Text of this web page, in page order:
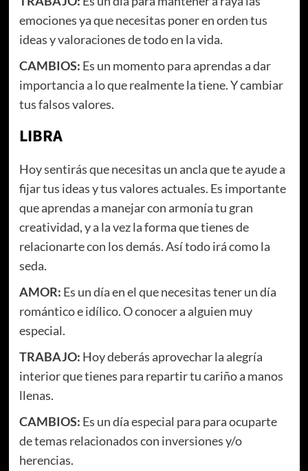
emociones ya que necesitas poner en orden tus
ideas y valoraciones de todo en la vida.
CAMBIOS: Es un momento para aprendas a dar
importancia a lo que realmente la tiene. Y cambiar
tus falsos valores.
LIBRA
Hoy sentirás que necesitas un ancla que te ayude a
fijar tus ideas y tus valores actuales. Es importante
que aprendas a manejar con armonía tu gran
creatividad, y a la vez la forma que tienes de
relacionarte con los demás. Así todo irá como la
seda.
AMOR: Es un día en el que necesitas tener un día
romántico e idílico. O conocer a alguien muy
especial.
TRABAJO: Hoy deberás aprovechar la alegría
interior que tienes para repartir tu cariño a manos
llenas.
CAMBIOS: Es un día especial para para ocuparte
de temas relacionados con inversiones y/o
herencias.